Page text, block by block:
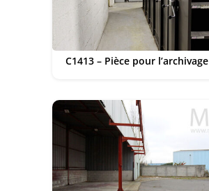
C1413 – Pièce pour l’archivage